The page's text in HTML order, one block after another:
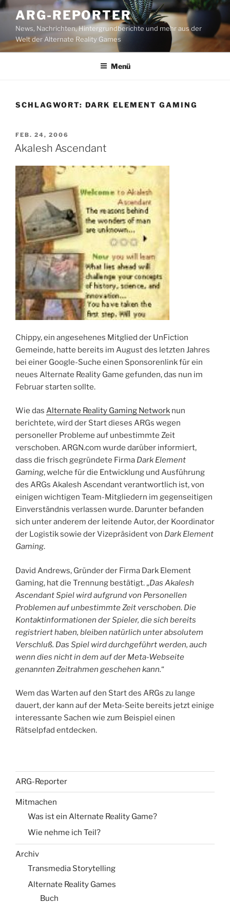
Zum
Inhalt
springen
ARG-REPORTER
News, Nachrichten, Hintergrundberichte und mehr aus der
Welt der Alternate Reality Games
Menü
SCHLAGWORT: DARK ELEMENT GAMING
VERÖFFENTLICHT
AM
FEB. 24, 2006
Akalesh Ascendant
Chippy, ein angesehenes Mitglied der UnFiction
Gemeinde, hatte bereits im August des letzten Jahres
bei einer Google-Suche einen Sponsorenlink für ein
neues Alternate Reality Game gefunden, das nun im
Februar starten sollte.
Wie das Alternate Reality Gaming Network nun
berichtete, wird der Start dieses ARGs wegen
personeller Probleme auf unbestimmte Zeit
verschoben. ARGN.com wurde darüber informiert,
dass die frisch gegründete Firma Dark Element
Gaming, welche für die Entwicklung und Ausführung
des ARGs Akalesh Ascendant verantwortlich ist, von
einigen wichtigen Team-Mitgliedern im gegenseitigen
Einverständnis verlassen wurde. Darunter befanden
sich unter anderem der leitende Autor, der Koordinator
der Logistik sowie der Vizepräsident von Dark Element
Gaming.
David Andrews, Gründer der Firma Dark Element
Gaming, hat die Trennung bestätigt. „Das Akalesh
Ascendant Spiel wird aufgrund von Personellen
Problemen auf unbestimmte Zeit verschoben. Die
Kontaktinformationen der Spieler, die sich bereits
registriert haben, bleiben natürlich unter absolutem
Verschluß. Das Spiel wird durchgeführt werden, auch
wenn dies nicht in dem auf der Meta-Webseite
genannten Zeitrahmen geschehen kann.“
Wem das Warten auf den Start des ARGs zu lange
dauert, der kann auf der Meta-Seite bereits jetzt einige
interessante Sachen wie zum Beispiel einen
Rätselpfad entdecken.
ARG-Reporter
Mitmachen
Was ist ein Alternate Reality Game?
Wie nehme ich Teil?
Archiv
Transmedia Storytelling
Alternate Reality Games
Buch